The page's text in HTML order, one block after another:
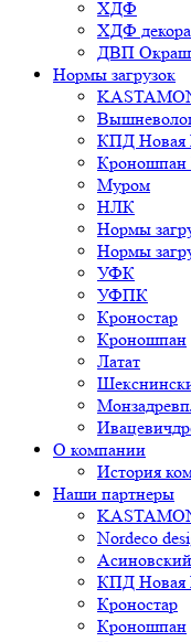
ХДФ
ХДФ
ДВП
Нормы загрузок
КПД Новая
Кроношпан
Муром
НЛК
Нормы
Нормы
УФК
УФПК
Кроностар
Кроношпан
Латат
О компании
История
Наши партнеры
Nordeco
КПД Новая
Кроностар
Кроношпан